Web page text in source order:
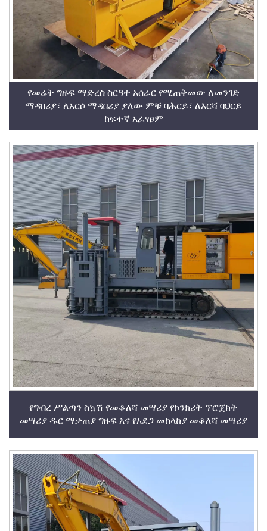
የመሬት ግዙፍ ማድረስ ስርዓተ አሰራር የሚጠቅመው ለመንገድ
ማዳበሪያ፣ ለአርሶ ማዳበሪያ ያለው ምቹ ባሕርይ፣ ለእርሻ ባህርይ
ከፍተኛ አፈፃፀም
የግብረ ሥልጣን ስኳሽ የመቆለሻ መሣሪያ የኮንክሪት ፕሮጀክት
መሣሪያ ዱር ማቃጠያ ግዙፍ እና የአደጋ መከላከያ መቆለሻ መሣሪያ